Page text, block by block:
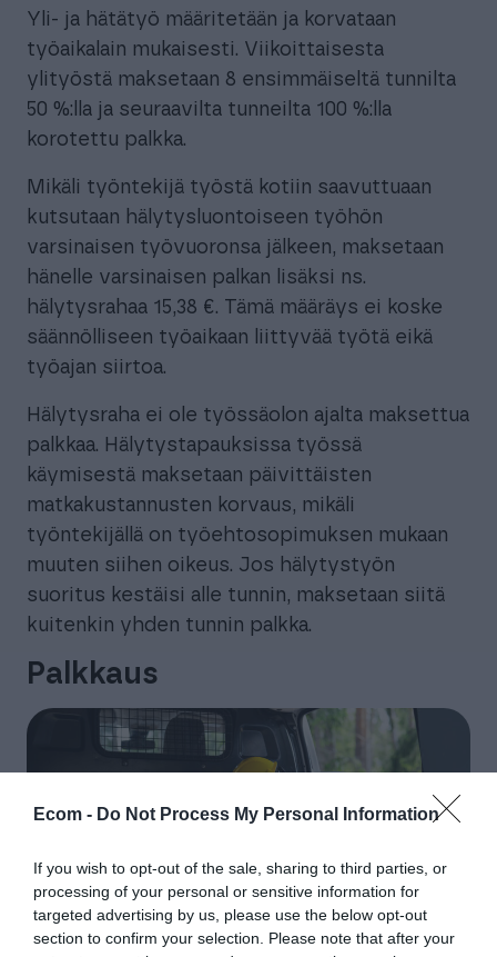
Ecom - Do Not Process My Personal Information
If you wish to opt-out of the sale, sharing to third parties, or
processing of your personal or sensitive information for
targeted advertising by us, please use the below opt-out
section to confirm your selection. Please note that after your
Yli- ja hätätyö määritetään ja korvataan
työaikalain mukaisesti. Viikoittaisesta
ylityöstä maksetaan 8 ensimmäiseltä tunnilta
50 %:lla ja seuraavilta tunneilta 100 %:lla
korotettu palkka.
Mikäli työntekijä työstä kotiin saavuttuaan
kutsutaan hälytysluontoiseen työhön
varsinaisen työvuoronsa jälkeen, maksetaan
hänelle varsinaisen palkan lisäksi ns.
hälytysrahaa 15,38 €. Tämä määräys ei koske
säännölliseen työaikaan liittyvää työtä eikä
työajan siirtoa.
Hälytysraha ei ole työssäolon ajalta maksettua
palkkaa. Hälytystapauksissa työssä
käymisestä maksetaan päivittäisten
matkakustannusten korvaus, mikäli
työntekijällä on työehtosopimuksen mukaan
muuten siihen oikeus. Jos hälytystyön
suoritus kestäisi alle tunnin, maksetaan siitä
kuitenkin yhden tunnin palkka.
Palkkaus